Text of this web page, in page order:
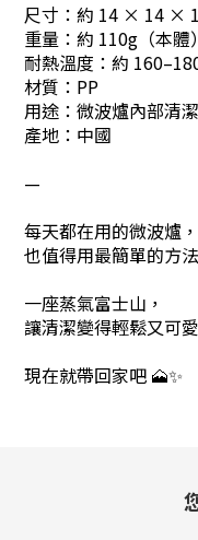
尺寸：約 14 × 14 ×
重量：約 110g（本體）
耐熱溫度：約
材質：PP
用途：微波爐內部清
產地：中國
—
每天都在用的微波爐，
也值得用最簡單的方
一座蒸氣富士山，
讓清潔變得輕鬆又可
現在就帶回家吧 🗻✨